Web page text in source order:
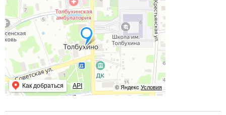
© Яндекс Условия
Как добраться API